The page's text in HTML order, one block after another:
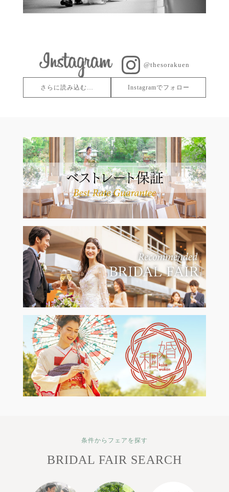
@thesorakuen
さらに読み込む… Instagramでフォロー
条件からフェアを探す
BRIDAL FAIR SEARCH